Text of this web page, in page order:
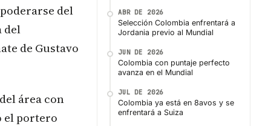
del
del
de Gustavo
área con
el portero
ABR DE 2026
Selección Colombia enfrentará a
Jordania previo al Mundial
JUN DE 2026
Colombia con puntaje perfecto
avanza en el Mundial
JUL DE 2026
Colombia ya está en 8avos y se
enfrentará a Suiza